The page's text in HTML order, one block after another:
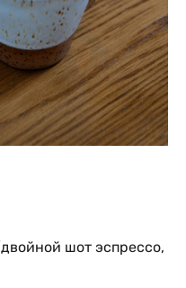
шот эспрессо,